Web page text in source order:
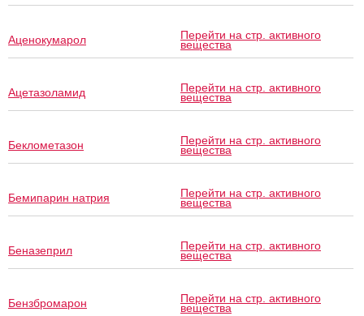
Аценокумарол Перейти на стр. активного
вещества
Ацетазоламид Перейти на стр. активного
вещества
Беклометазон Перейти на стр. активного
вещества
Бемипарин натрия Перейти на стр. активного
вещества
Беназеприл Перейти на стр. активного
вещества
Бензбромарон Перейти на стр. активного
вещества